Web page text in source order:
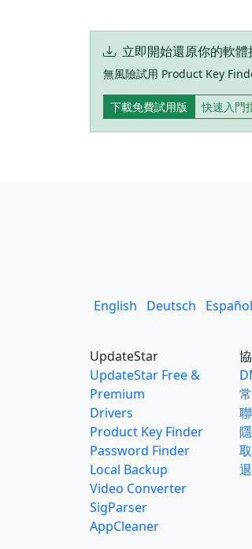
立即開始還原你的軟體
無風險試用 Product Key
下載免費試用版 快速入門
English Deutsch Español
UpdateStar
UpdateStar Free &
Premium
Drivers
Product Key Finder
Password Finder
Local Backup
Video Converter
SigParser
AppCleaner